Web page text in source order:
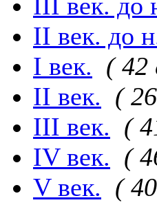
II век. до
I век. ( 42
II век. (
III век. (
IV век. (
V век. (